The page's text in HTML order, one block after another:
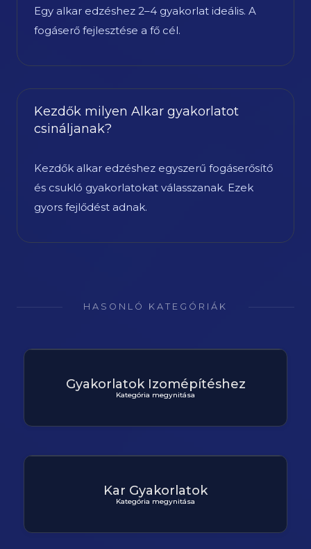
Egy alkar edzéshez 2–4 gyakorlat ideális. A
fogáserő fejlesztése a fő cél.
Kezdők milyen Alkar gyakorlatot
csináljanak?
Kezdők alkar edzéshez egyszerű fogáserősítő
és csukló gyakorlatokat válasszanak. Ezek
gyors fejlődést adnak.
HASONLÓ KATEGÓRIÁK
Gyakorlatok Izomépítéshez
Kategória megynitása
Kar Gyakorlatok
Kategória megynitása